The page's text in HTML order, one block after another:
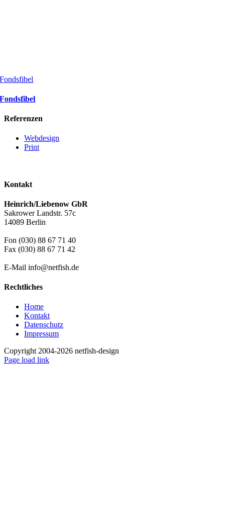
Fondsfibel
Fondsfibel
Referenzen
Webdesign
Print
Kontakt
Heinrich/Liebenow GbR
Sakrower Landstr. 57c
14089 Berlin
Fon (030) 88 67 71 40
Fax (030) 88 67 71 42
E-Mail info@netfish.de
Rechtliches
Home
Kontakt
Datenschutz
Impressum
Copyright 2004-2026 netfish-design
Facebook
Page load link